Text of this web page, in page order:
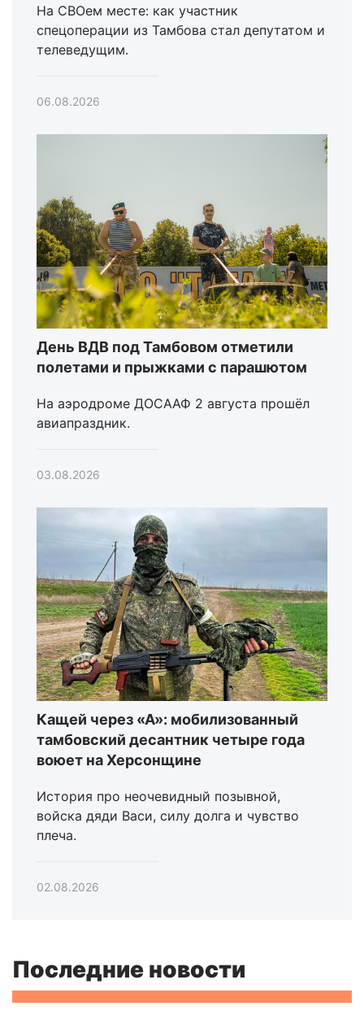
На СВОем месте: как участник
спецоперации из Тамбова стал депутатом и
телеведущим.
06.08.2026
День ВДВ под Тамбовом отметили
полетами и прыжками с парашютом
На аэродроме ДОСААФ 2 августа прошёл
авиапраздник.
03.08.2026
Кащей через «А»: мобилизованный
тамбовский десантник четыре года
воюет на Херсонщине
История про неочевидный позывной,
войска дяди Васи, силу долга и чувство
плеча.
02.08.2026
Последние новости